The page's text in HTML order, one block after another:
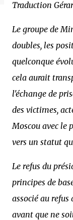
Traduction
Le groupe de
doubles, les
quelconque
cela aurait
l'échange de
des victimes,
Moscou avec le
vers un statut
Le refus du
principes de
associé au
avant que ne